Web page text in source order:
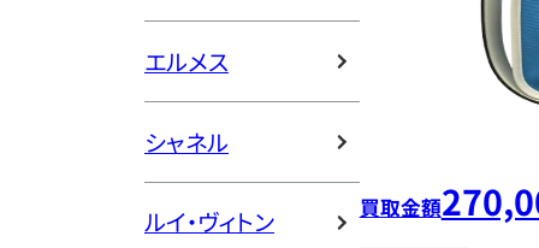
エルメス
シャネル
ルイ・ヴィトン 買取金額